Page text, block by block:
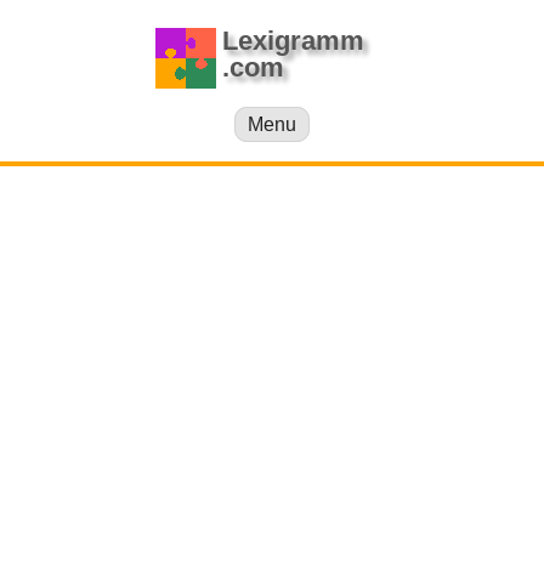
Lexigramm
.com
Menu